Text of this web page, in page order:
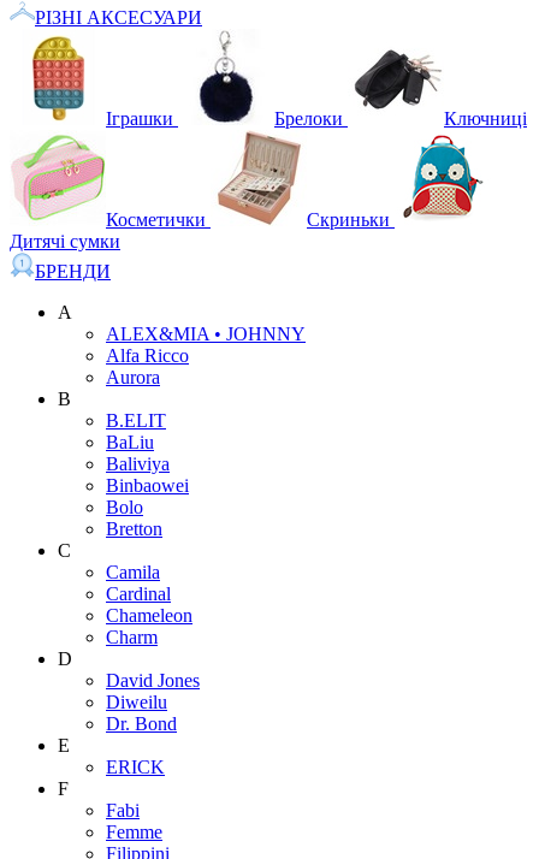
РІЗНІ АКСЕСУАРИ
Іграшки Брелоки Ключниці
Косметички
Скриньки
Дитячі сумки
БРЕНДИ
A
ALEX&MIA • JOHNNY
Alfa Ricco
Aurora
B
B.ELIT
BaLiu
Baliviya
Binbaowei
Bolo
Bretton
C
Camila
Cardinal
Chameleon
Charm
D
David Jones
Diweilu
Dr. Bond
E
ERICK
F
Fabi
Femme
Filippini